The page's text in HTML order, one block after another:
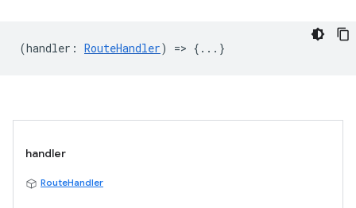
(handler : RouteHandler) => {...}
handler
RouteHandler